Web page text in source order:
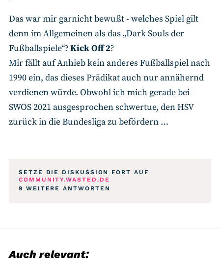
Das war mir garnicht bewußt - welches Spiel gilt
denn im Allgemeinen als das „Dark Souls der
Fußballspiele“?Kick Off 2?
Mir fällt auf Anhieb kein anderes Fußballspiel nach
1990 ein, das dieses Prädikat auch nur annähernd
verdienen würde. Obwohl ich mich gerade bei
SWOS 2021 ausgesprochen schwertue, den HSV
zurück in die Bundesliga zu befördern …
SETZE DIE DISKUSSION FORT AUF
COMMUNITY.WASTED.DE
9 WEITERE ANTWORTEN
Auch relevant: